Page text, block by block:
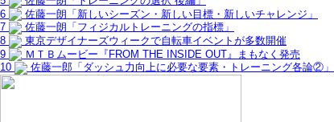
6
佐藤一朗「新しいシーズン・新しい目標・新しいチャレンジ」
7
佐藤一朗「フィジカルトレーニングの指標」
8
東京デザイナーズウィークで自転車イベントが多数開催
9
ＭＴＢムービー『FROM THE INSIDE OUT』まもなく発売
10
佐藤一郎「ダッシュ力向上に必要な要素・トレーニング各論②」